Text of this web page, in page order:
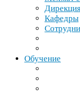
Кафедры
Обучение